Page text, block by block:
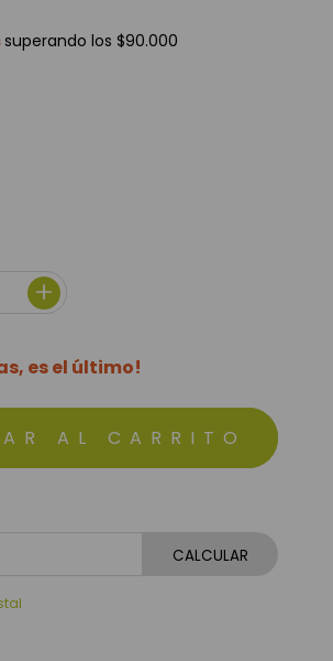
superando los $90.000
es el último!
CALCULAR